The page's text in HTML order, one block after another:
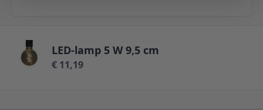
LED-lamp 5 W 9,5 cm
€ 11,19